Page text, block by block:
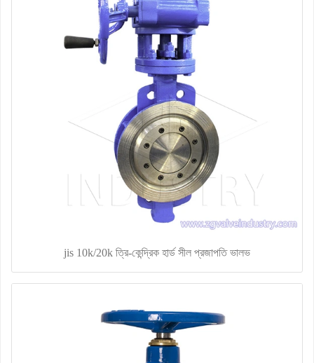
jis 10k/20k ত্রি-কেন্দ্রিক হার্ড সীল প্রজাপতি ভালভ